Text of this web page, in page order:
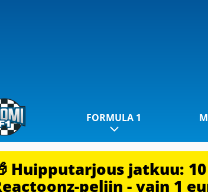
FORMULA 1
Huipputarjous jatkuu:
peliin - vain 1